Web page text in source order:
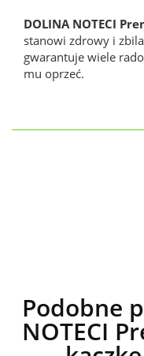
DOLINA NOTECI
stanowi zdrowy i
gwarantuje wiele
mu oprzeć.
Podobne
NOTECI